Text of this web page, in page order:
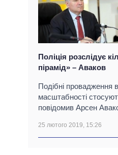
Поліція розслідує
пірамід» – Аваков
Подібні провадження
масштабності
повідомив Арсен
25 лютого 2019, 15:26